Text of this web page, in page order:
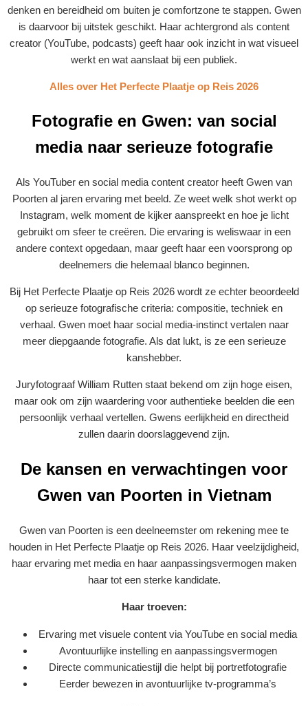
denken en bereidheid om buiten je comfortzone te stappen. Gwen
is daarvoor bij uitstek geschikt. Haar achtergrond als content
creator (YouTube, podcasts) geeft haar ook inzicht in wat visueel
werkt en wat aanslaat bij een publiek.
Alles over Het Perfecte Plaatje op Reis 2026
Fotografie en Gwen: van social
media naar serieuze fotografie
Als YouTuber en social media content creator heeft Gwen van
Poorten al jaren ervaring met beeld. Ze weet welk shot werkt op
Instagram, welk moment de kijker aanspreekt en hoe je licht
gebruikt om sfeer te creëren. Die ervaring is weliswaar in een
andere context opgedaan, maar geeft haar een voorsprong op
deelnemers die helemaal blanco beginnen.
Bij Het Perfecte Plaatje op Reis 2026 wordt ze echter beoordeeld
op serieuze fotografische criteria: compositie, techniek en
verhaal. Gwen moet haar social media-instinct vertalen naar
meer diepgaande fotografie. Als dat lukt, is ze een serieuze
kanshebber.
Juryfotograaf William Rutten staat bekend om zijn hoge eisen,
maar ook om zijn waardering voor authentieke beelden die een
persoonlijk verhaal vertellen. Gwens eerlijkheid en directheid
zullen daarin doorslaggevend zijn.
De kansen en verwachtingen voor
Gwen van Poorten in Vietnam
Gwen van Poorten is een deelneemster om rekening mee te
houden in Het Perfecte Plaatje op Reis 2026. Haar veelzijdigheid,
haar ervaring met media en haar aanpassingsvermogen maken
haar tot een sterke kandidate.
Haar troeven:
Ervaring met visuele content via YouTube en social media
Avontuurlijke instelling en aanpassingsvermogen
Directe communicatiestijl die helpt bij portretfotografie
Eerder bewezen in avontuurlijke tv-programma’s